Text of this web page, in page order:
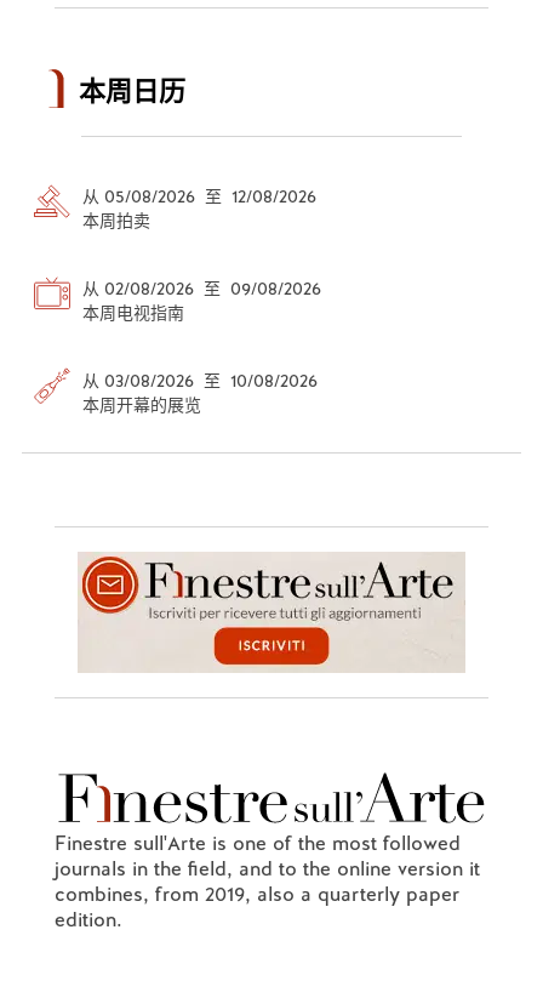
本周日历
从 05/08/2026 至 12/08/2026
本周拍卖
从 02/08/2026 至 09/08/2026
本周电视指南
从 03/08/2026 至 10/08/2026
本周开幕的展览
Finestre sull'Arte is one of the most followed
journals in the field, and to the online version it
combines, from 2019, also a quarterly paper
edition.